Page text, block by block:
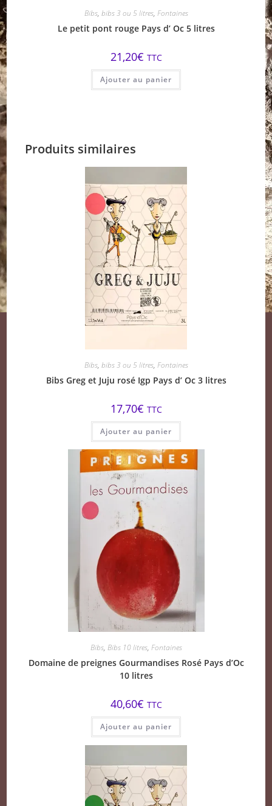
Bibs, bibs 3 ou 5 litres, Fontaines
Le petit pont rouge Pays d’ Oc 5 litres
21,20€ TTC
Ajouter au panier
Produits similaires
Bibs, bibs 3 ou 5 litres, Fontaines
Bibs Greg et Juju rosé Igp Pays d’ Oc 3 litres
17,70€ TTC
Ajouter au panier
Bibs, Bibs 10 litres, Fontaines
Domaine de preignes Gourmandises Rosé Pays d’Oc
10 litres
40,60€ TTC
Ajouter au panier